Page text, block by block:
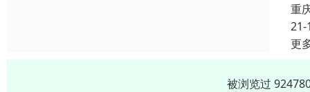
重
21-
更
被浏览过